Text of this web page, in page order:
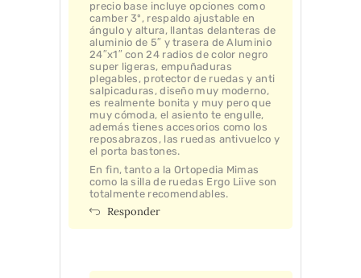
precio base incluye opciones como
camber 3º, respaldo ajustable en
ángulo y altura, llantas delanteras de
aluminio de 5″ y trasera de Aluminio
24″x1″ con 24 radios de color negro
super ligeras, empuñaduras
plegables, protector de ruedas y anti
salpicaduras, diseño muy moderno,
es realmente bonita y muy pero que
muy cómoda, el asiento te engulle,
además tienes accesorios como los
reposabrazos, las ruedas antivuelco y
el porta bastones.
En fin, tanto a la Ortopedia Mimas
como la silla de ruedas Ergo Liive son
totalmente recomendables.
Responder